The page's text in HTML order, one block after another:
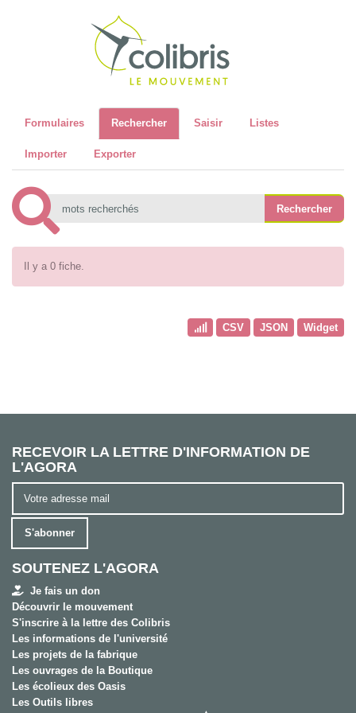
Formulaires Rechercher Saisir Listes
Importer Exporter
Il y a 0 fiche.
CSV JSON Widget
RECEVOIR LA LETTRE D'INFORMATION DE
L'AGORA
S'abonner
SOUTENEZ L'AGORA
Je fais un don
Découvrir le mouvement
S'inscrire à la lettre des Colibris
Les informations de l'université
Les projets de la fabrique
Les ouvrages de la Boutique
Les écolieux des Oasis
Les Outils libres